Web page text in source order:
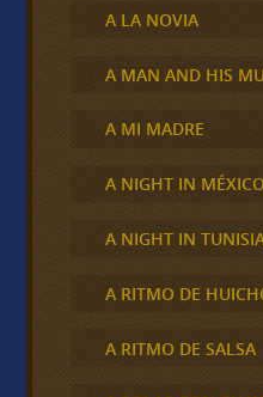
A LA NOVIA
A MAN AND HIS
A MI MADRE
A NIGHT IN
A NIGHT IN
A RITMO DE
A RITMO DE SALSA